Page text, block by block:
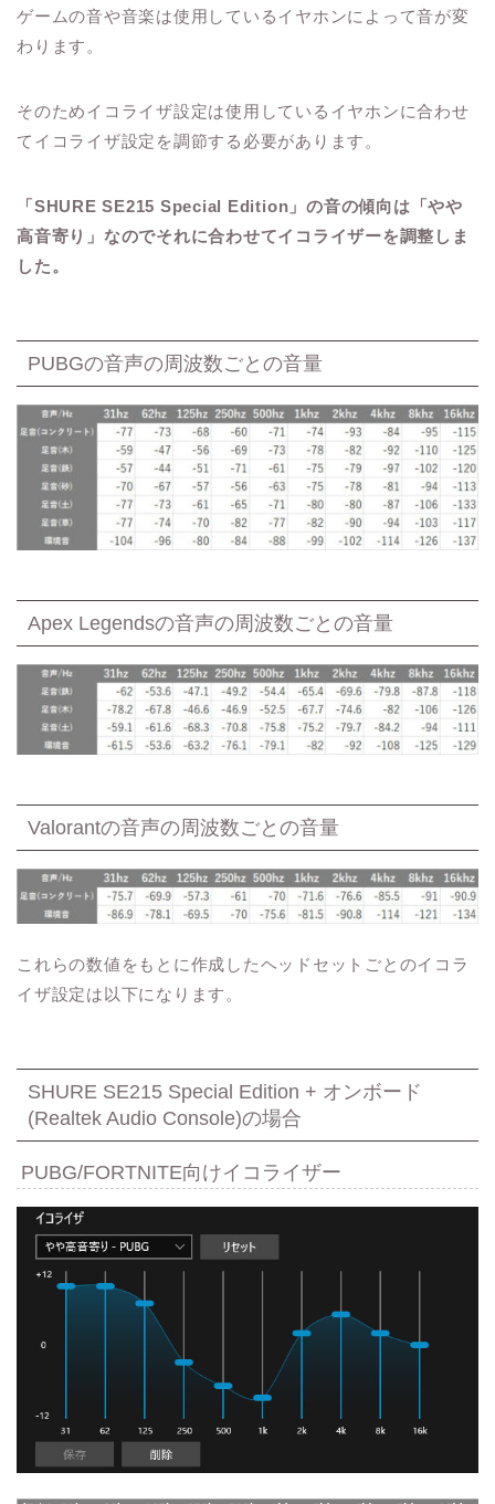
ゲームの音や音楽は使用しているイヤホンによって音が変
わります。
そのためイコライザ設定は使用しているイヤホンに合わせ
てイコライザ設定を調節する必要があります。
「SHURE SE215 Special Edition」の音の傾向は「やや
高音寄り」なのでそれに合わせてイコライザーを調整しま
した。
PUBGの音声の周波数ごとの音量
Apex Legendsの音声の周波数ごとの音量
Valorantの音声の周波数ごとの音量
これらの数値をもとに作成したヘッドセットごとのイコラ
イザ設定は以下になります。
SHURE SE215 Special Edition + オンボード
(Realtek Audio Console)の場合
PUBG/FORTNITE向けイコライザー